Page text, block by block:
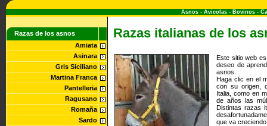
Asnos - Avicolas - Bovinos -
Razas de los asnos
Amiata
Asinara
Gris Siciliano
Martina Franca
Pantelleria
Ragusano
Romaña
Sardo
Razas italianas de los
Este sitio web
deseo de
asnos.
Haga clic en el
con su origen,
Italia, como en
de años las
Distintas razas
que va creciendo